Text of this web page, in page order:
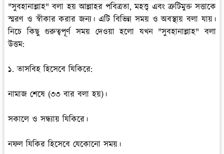
"সুবহানাল্লাহ" বলা হয় আল্লাহর পবিত্রতা, মহত্ত্ব এবং ত্রুটিমুক্ত সত্তাকে
স্মরণ ও স্বীকার করার জন্য। এটি বিভিন্ন সময় ও অবস্থায় বলা যায়।
নিচে কিছু গুরুত্বপূর্ণ সময় দেওয়া হলো যখন "সুবহানাল্লাহ" বলা
উত্তম:
১. তাসবিহ হিসেবে যিকিরে:
নামাজ শেষে (৩৩ বার বলা হয়)।
সকালে ও সন্ধ্যায় যিকিরে।
নফল যিকির হিসেবে যেকোনো সময়।